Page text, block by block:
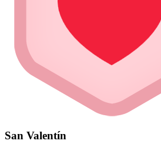
San Valentín